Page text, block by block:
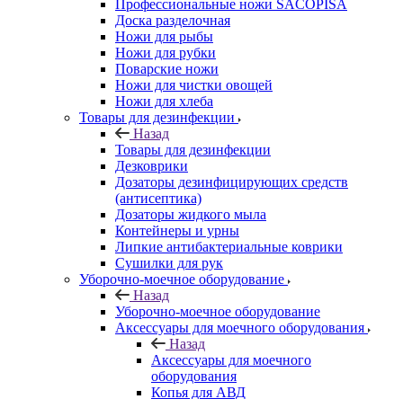
Профессиональные ножи SACOPISA
Доска разделочная
Ножи для рыбы
Ножи для рубки
Поварские ножи
Ножи для чистки овощей
Ножи для хлеба
Товары для дезинфекции
Назад
Товары для дезинфекции
Дезковрики
Дозаторы дезинфицирующих средств
(антисептика)
Дозаторы жидкого мыла
Контейнеры и урны
Липкие антибактериальные коврики
Сушилки для рук
Уборочно-моечное оборудование
Назад
Уборочно-моечное оборудование
Аксессуары для моечного оборудования
Назад
Аксессуары для моечного
оборудования
Копья для АВД